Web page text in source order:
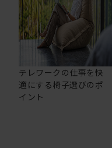
テレワークの仕事を快
適にする椅子選びのポ
イント